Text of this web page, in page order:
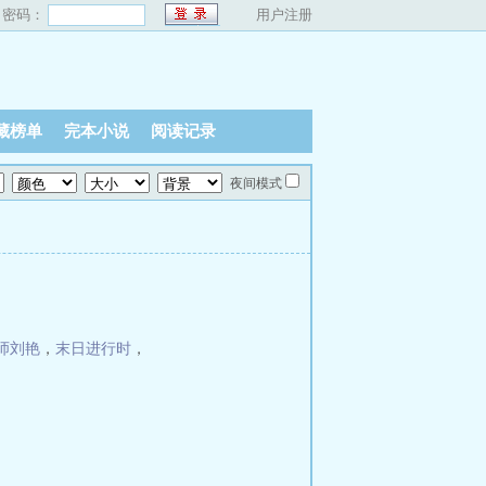
密码： 用户注册
榜单 完本小说 阅读记录
夜间模式
刘艳 ， 末日进行时 ，